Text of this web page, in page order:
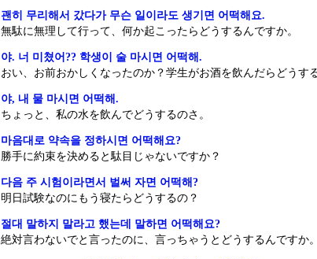
괜히 무리해서 갔다가 무슨 일이라도 생기면 어떡해요.
無駄に無理して行って、何か起こったらどうするんですか。
야. 너 미쳤어?? 학생이 술 마시면 어떡해.
おい、お前おかしくなったのか？学生がお酒を飲んだらどうす
야, 내 물 마시면 어떡해.
ちょっと、私の水を飲んでどうするのさ。
마음대로 약속을 정하시면 어떡해요?
勝手に約束を決めると駄目じゃないですか？
다음 주 시험이라면서 벌써 자면 어떡해?
明日試験なのにもう寝たらどうするの？
절대 말하지 말라고 했는데 말하면 어떡해요?
絶対言わないでと言ったのに、言っちゃうとどうするんですか。